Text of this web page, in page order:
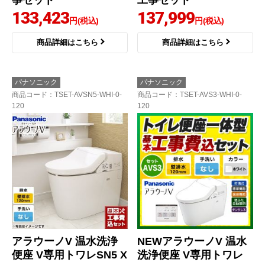
133,423円(税込)
商品詳細はこちら
137,999円(税込)
商品詳細はこちら
パナソニック
商品コード ：TSET-AVSN5-WHI-0-
120
アラウーノV 温水洗浄
便座 V専用トワレSN5 X
パナソニック
商品コード ：TSET-AVS3-WHI-0-
120
NEWアラウーノV 温水
洗浄便座 V専用トワレ